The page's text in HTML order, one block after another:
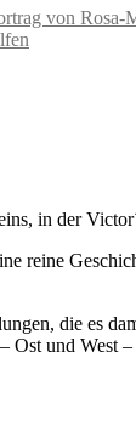
von Rosa-
in der
reine
die es
und West